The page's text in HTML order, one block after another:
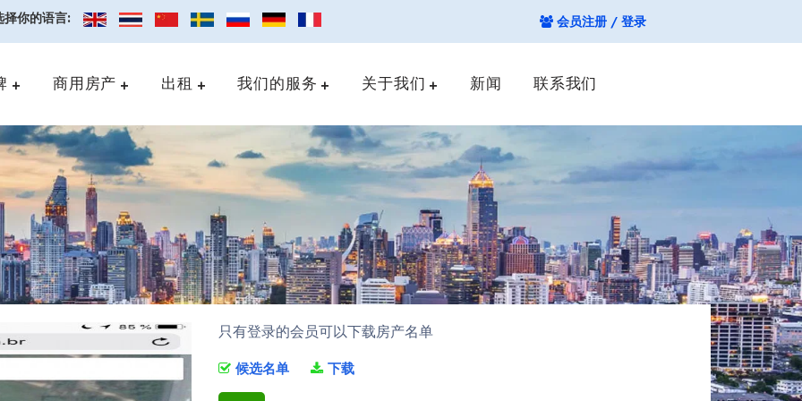
择你的语言: 会员注册 / 登录
商用房产 出租 我们的服务 关于我们 新闻 联系我们
只有登录的会员可以下载房产名单
候选名单 下载